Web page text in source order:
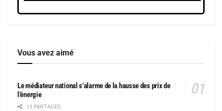
Vous avez aimé
Le médiateur national s’alarme de la hausse des prix de
l’énergie
13 PARTAGES